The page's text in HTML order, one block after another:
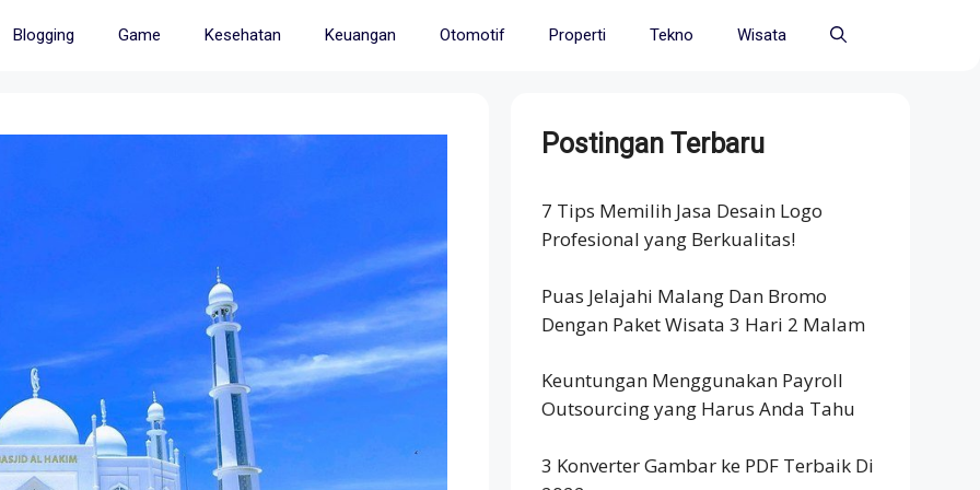
Blogging Game Kesehatan Keuangan Otomotif Properti Tekno Wisata
Postingan Terbaru
7 Tips Memilih Jasa Desain Logo
Profesional yang Berkualitas!
Puas Jelajahi Malang Dan Bromo
Dengan Paket Wisata 3 Hari 2 Malam
Keuntungan Menggunakan Payroll
Outsourcing yang Harus Anda Tahu
3 Konverter Gambar ke PDF Terbaik Di